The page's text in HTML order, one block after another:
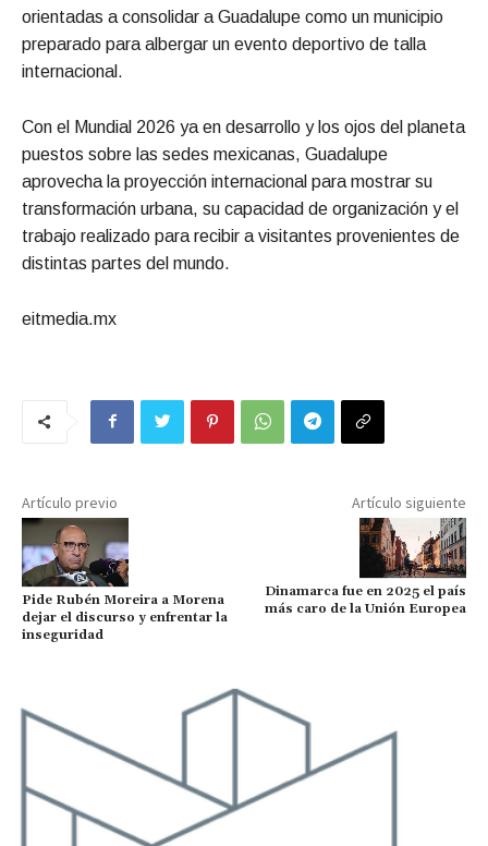
orientadas a consolidar a Guadalupe como un municipio
preparado para albergar un evento deportivo de talla
internacional.
Con el Mundial 2026 ya en desarrollo y los ojos del planeta
puestos sobre las sedes mexicanas, Guadalupe
aprovecha la proyección internacional para mostrar su
transformación urbana, su capacidad de organización y el
trabajo realizado para recibir a visitantes provenientes de
distintas partes del mundo.
eitmedia.mx
Artículo previo
Pide Rubén Moreira a Morena
dejar el discurso y enfrentar la
inseguridad
Artículo siguiente
Dinamarca fue en 2025 el país
más caro de la Unión Europea